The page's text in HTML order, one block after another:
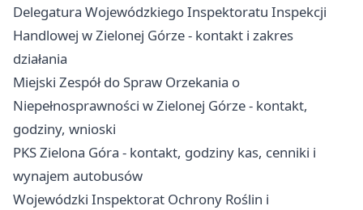
Delegatura Wojewódzkiego Inspektoratu Inspekcji
Handlowej w Zielonej Górze - kontakt i zakres
działania
Miejski Zespół do Spraw Orzekania o
Niepełnosprawności w Zielonej Górze - kontakt,
godziny, wnioski
PKS Zielona Góra - kontakt, godziny kas, cenniki i
wynajem autobusów
Wojewódzki Inspektorat Ochrony Roślin i